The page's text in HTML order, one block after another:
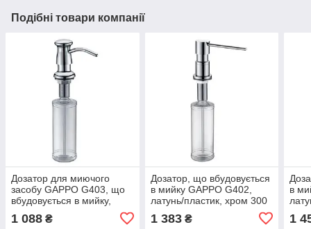
Подібні товари компанії
Дозатор для миючого
засобу GAPPO G403, що
вбудовується в мийку,
латунь/пластик, сатин 300
мл
1 088 ₴
Дозатор, що вбудовується
в мийку GAPPO G402,
латунь/пластик, хром 300
1 383₴
в
1